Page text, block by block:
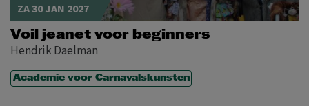
ZA 30 JAN 2027
Voil jeanet voor beginners
Hendrik Daelman
Academie voor Carnavalskunsten